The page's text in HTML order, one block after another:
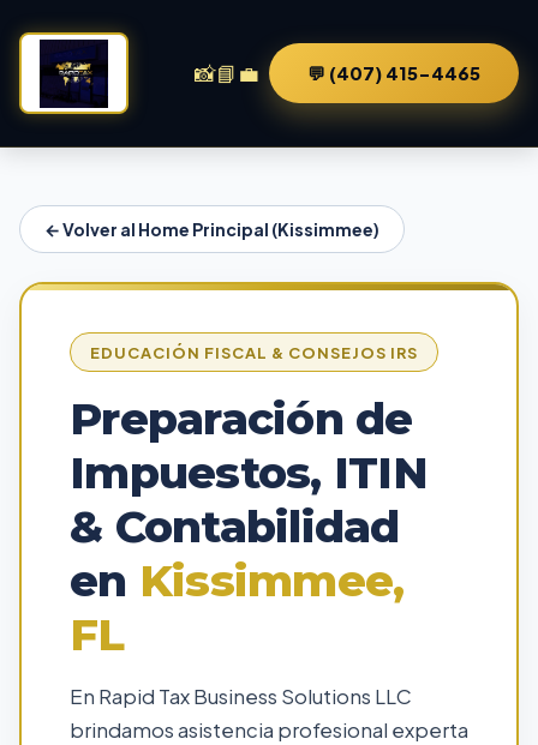
📸📘 💼 💬 (407) 415-4465
← Volver al Home Principal (Kissimmee)
EDUCACIÓN FISCAL & CONSEJOS IRS
Preparación de
Impuestos, ITIN
& Contabilidad
en Kissimmee,
FL
En Rapid Tax Business Solutions LLC
brindamos asistencia profesional experta